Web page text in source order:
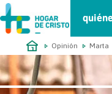
займ онлайн без проверок
Opinión